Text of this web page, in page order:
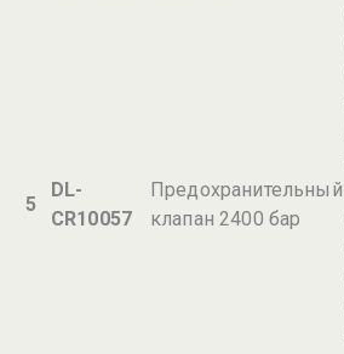
5
DL-
CR10057
Предохранительный
клапан 2400 бар